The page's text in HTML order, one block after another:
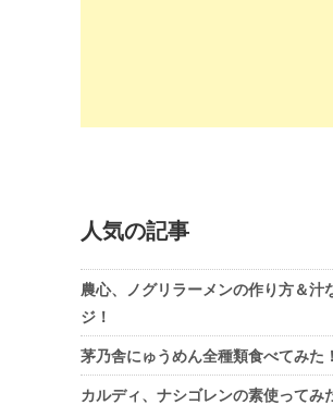
人気の記事
農心、ノグリラーメンの作り方＆汁
ジ！
茅乃舎にゅうめん全種類食べてみた！
カルディ、ナシゴレンの素使ってみ